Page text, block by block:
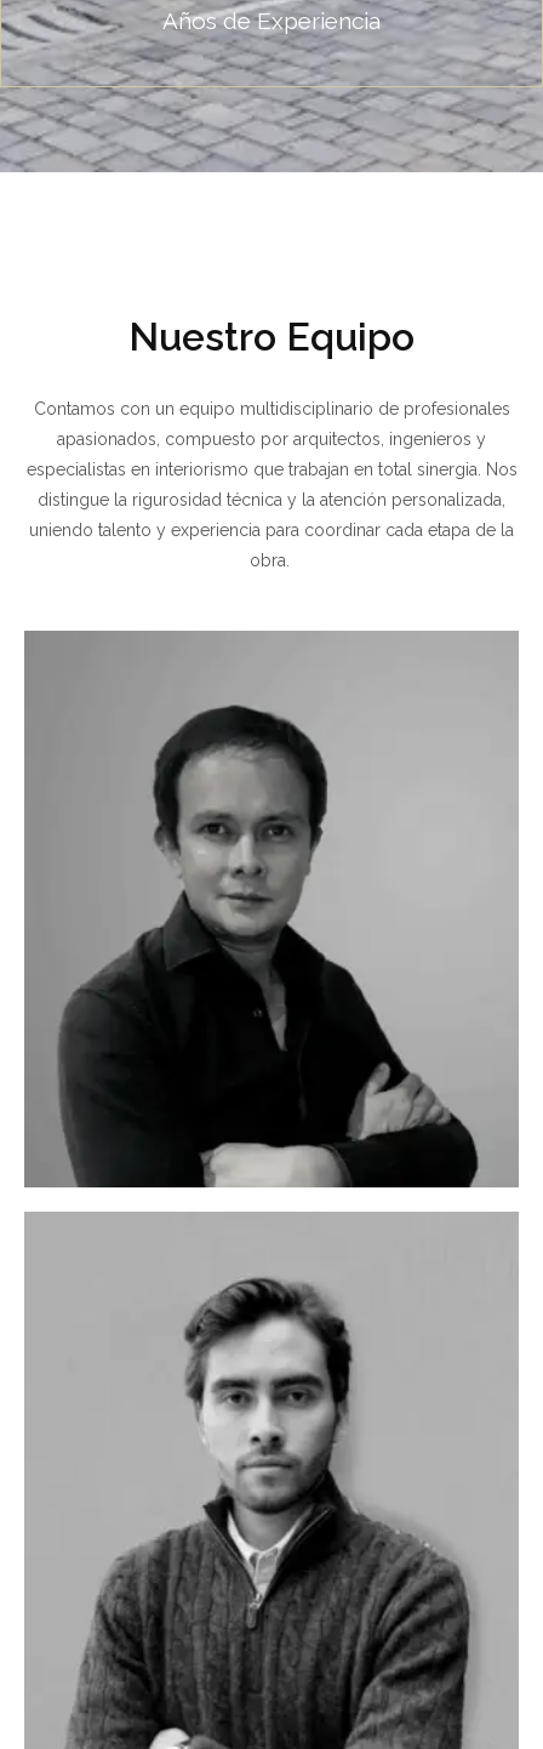
Años de Experiencia
Nuestro Equipo
Contamos con un equipo multidisciplinario de profesionales
apasionados, compuesto por arquitectos, ingenieros y
especialistas en interiorismo que trabajan en total sinergia. Nos
distingue la rigurosidad técnica y la atención personalizada,
uniendo talento y experiencia para coordinar cada etapa de la
obra.